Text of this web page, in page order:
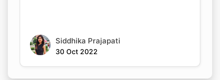
Siddhika Prajapati
30 Oct 2022